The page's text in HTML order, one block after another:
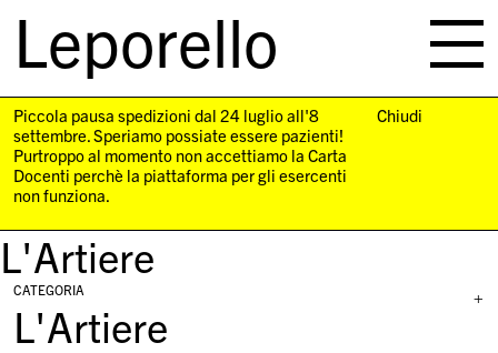
Leporello
navigation
Piccola pausa spedizioni dal 24 luglio all'8
settembre. Speriamo possiate essere pazienti!
Purtroppo al momento non accettiamo la Carta
Docenti perchè la piattaforma per gli esercenti
non funziona.
Chiudi
L'Artiere
+
CATEGORIA
L'Artiere